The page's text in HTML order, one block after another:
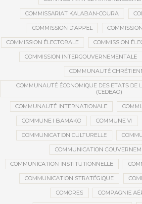
COMMISSARIAT KALABAN-COURA
COMMISSION D’APPEL
COMMISSION ÉLECTORALE COMMISSION
COMMISSION INTERGOUVERNEMENTALE
COMMUNAUTÉ
COMMUNAUTÉ ÉCONOMIQUE DES ETATS DE
(CEDEAO)
COMMUNAUTÉ INTERNATIONALE
COMMUNE I BAMAKO COMMUNE VI
COMMUNICATION CULTURELLE
COMMUNICATION
COMMUNICATION INSTITUTIONNELLE
COMMUNICATION STRATÉGIQUE
COMORES COMPAGNIE